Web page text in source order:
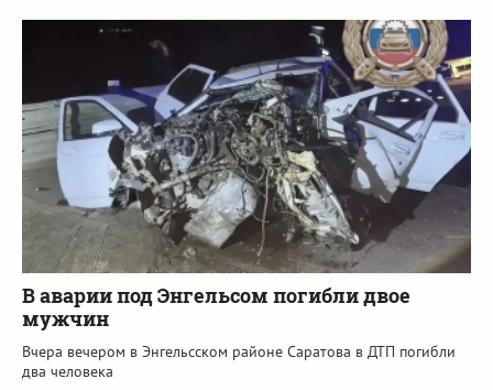
В аварии под Энгельсом погибли двое
мужчин
Вчера вечером в Энгельсском районе Саратова в ДТП погибли
два человека